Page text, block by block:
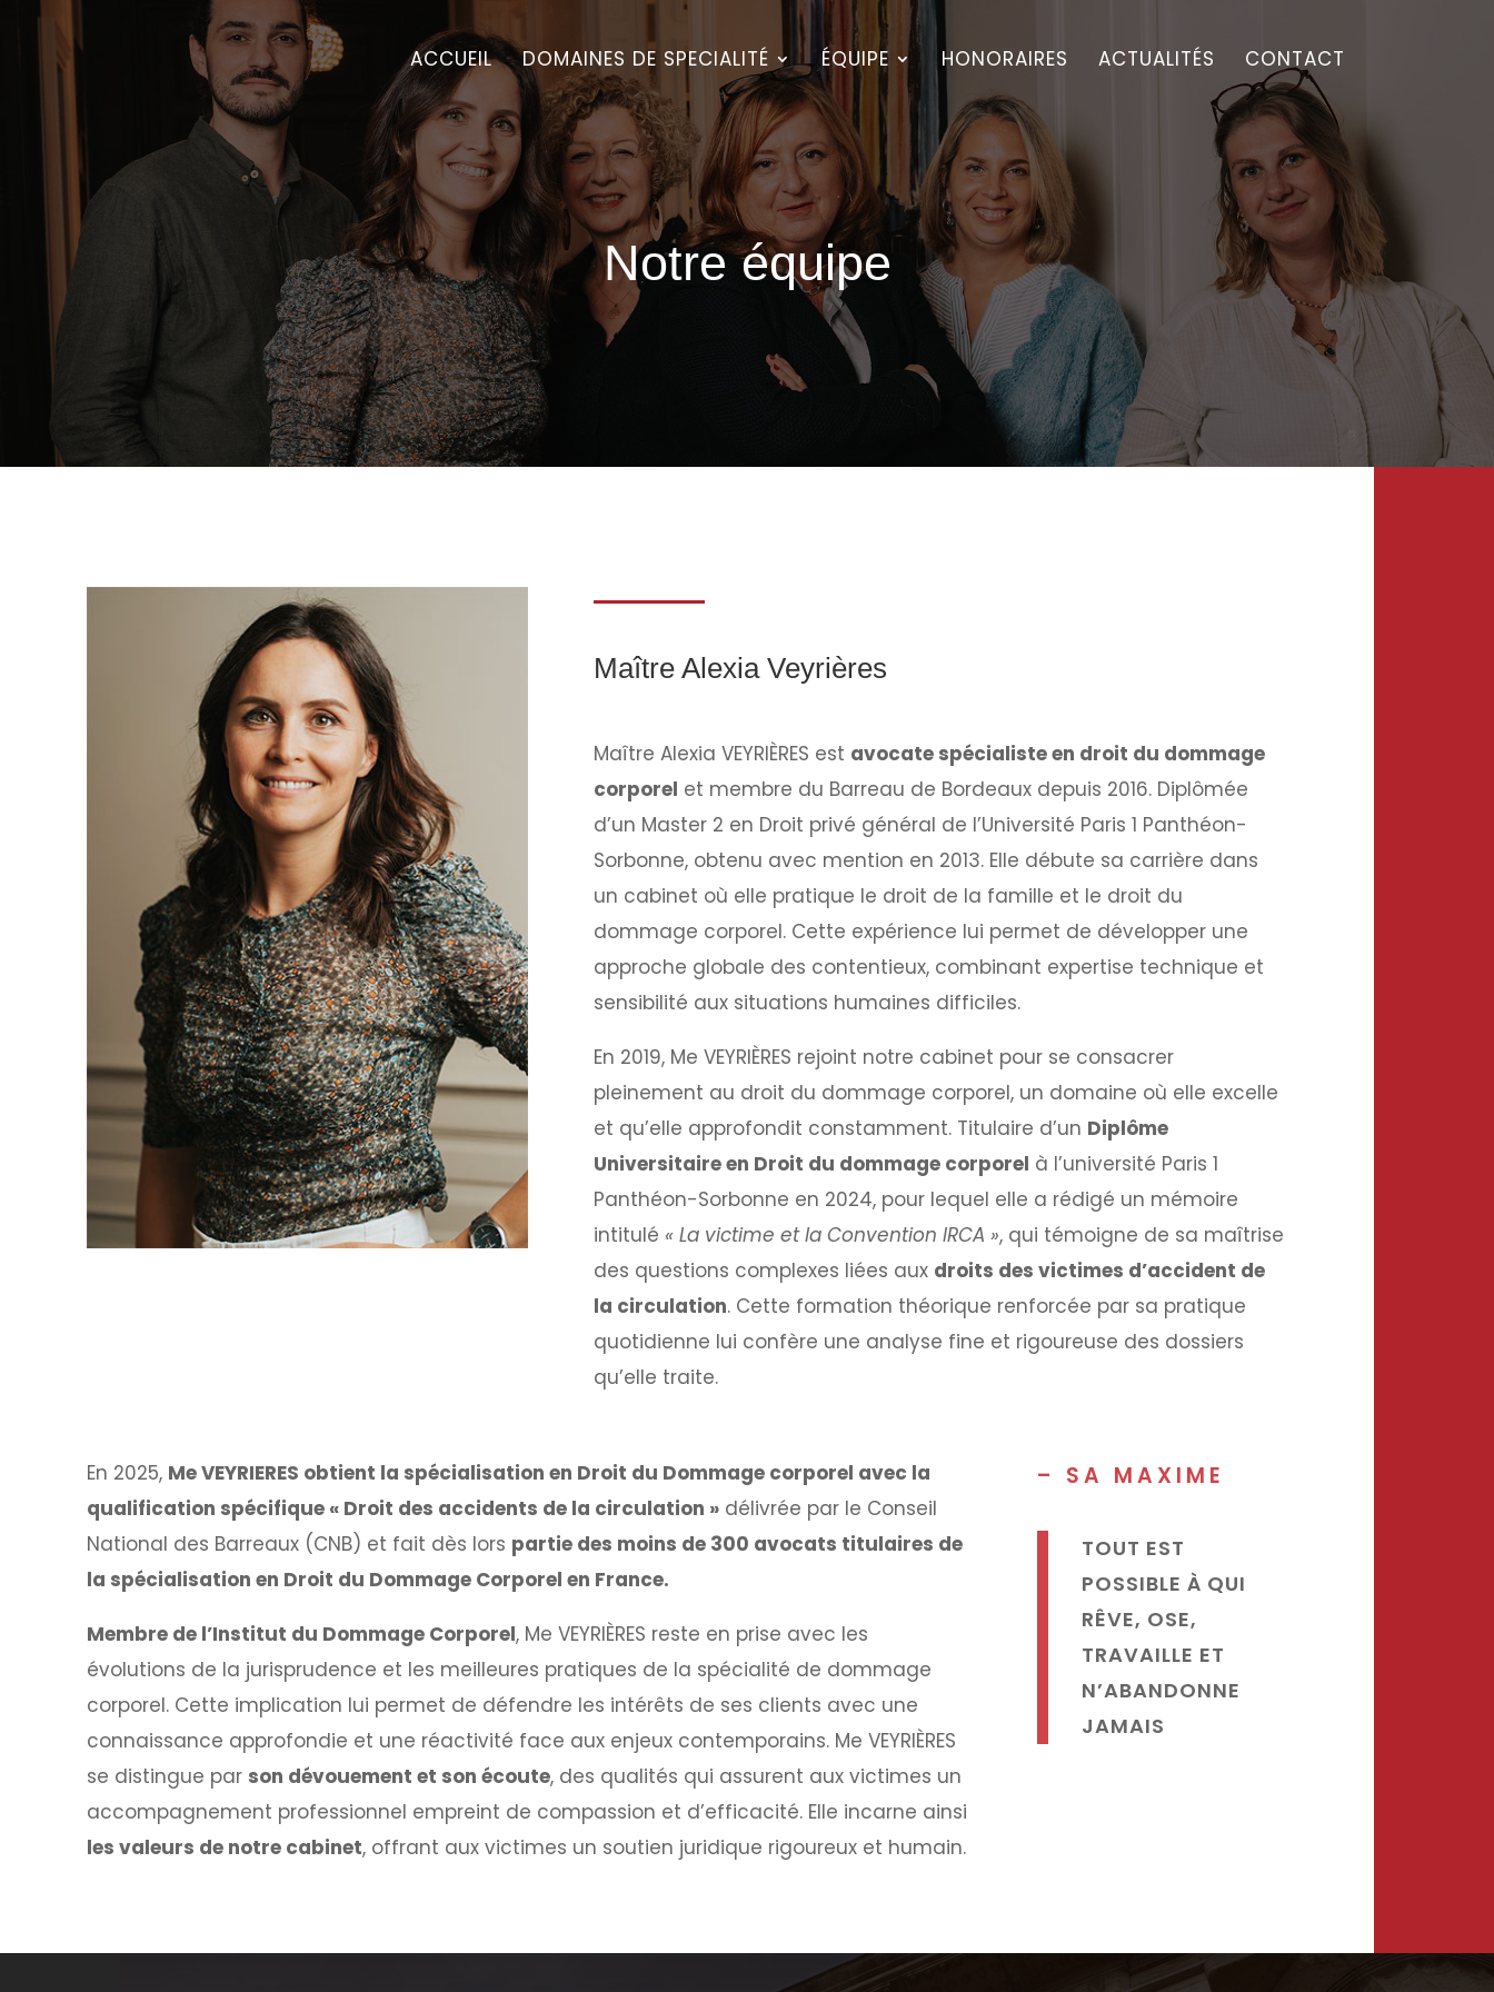
cabinet@avocat-mescam.fr
ACCUEIL DOMAINES DE SPECIALITÉ ÉQUIPE HONORAIRES ACTUALITÉS CONTACT
Notre équipe
Maître Alexia Veyrières
Maître Alexia VEYRIÈRES est avocate spécialiste en droit du dommage
corporel et membre du Barreau de Bordeaux depuis 2016. Diplômée
d’un Master 2 en Droit privé général de l’Université Paris 1 Panthéon-
Sorbonne, obtenu avec mention en 2013. Elle débute sa carrière dans
un cabinet où elle pratique le droit de la famille et le droit du
dommage corporel. Cette expérience lui permet de développer une
approche globale des contentieux, combinant expertise technique et
sensibilité aux situations humaines difficiles.
En 2019, Me VEYRIÈRES rejoint notre cabinet pour se consacrer
pleinement au droit du dommage corporel, un domaine où elle excelle
et qu’elle approfondit constamment. Titulaire d’un Diplôme
Universitaire en Droit du dommage corporel à l’université Paris 1
Panthéon-Sorbonne en 2024, pour lequel elle a rédigé un mémoire
intitulé « La victime et la Convention IRCA », qui témoigne de sa maîtrise
des questions complexes liées aux droits des victimes d’accident de
la circulation. Cette formation théorique renforcée par sa pratique
quotidienne lui confère une analyse fine et rigoureuse des dossiers
qu’elle traite.
En 2025, Me VEYRIERES obtient la spécialisation en Droit du Dommage corporel avec la
qualification spécifique « Droit des accidents de la circulation » délivrée par le Conseil
National des Barreaux (CNB) et fait dès lors partie des moins de 300 avocats titulaires de
la spécialisation en Droit du Dommage Corporel en France.
Membre de l’Institut du Dommage Corporel, Me VEYRIÈRES reste en prise avec les
évolutions de la jurisprudence et les meilleures pratiques de la spécialité de dommage
corporel. Cette implication lui permet de défendre les intérêts de ses clients avec une
connaissance approfondie et une réactivité face aux enjeux contemporains. Me VEYRIÈRES
se distingue par son dévouement et son écoute, des qualités qui assurent aux victimes un
accompagnement professionnel empreint de compassion et d’efficacité. Elle incarne ainsi
les valeurs de notre cabinet, offrant aux victimes un soutien juridique rigoureux et humain.
– SA MAXIME
TOUT EST
POSSIBLE À QUI
RÊVE, OSE,
TRAVAILLE ET
N’ABANDONNE
JAMAIS